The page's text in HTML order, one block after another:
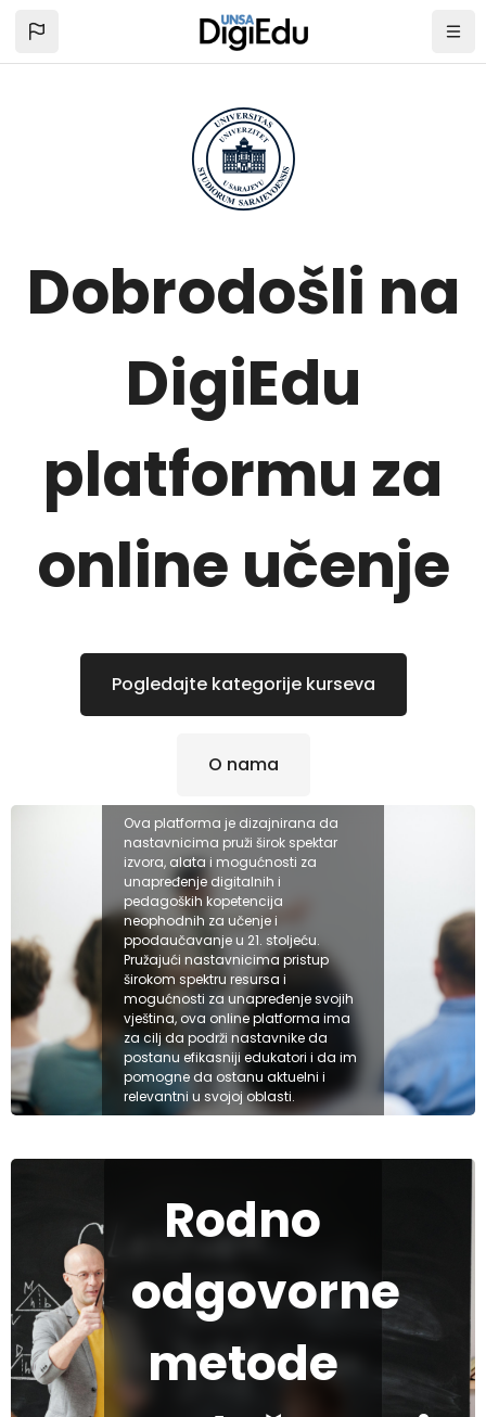
Dobrodošli na
DigiEdu
platformu za
online učenje
Pogledajte kategorije kurseva
O nama
Ova platforma je dizajnirana da
nastavnicima pruži širok spektar
izvora, alata i mogućnosti za
unapređenje digitalnih i
pedagoških kopetencija
neophodnih za učenje i
ppodaučavanje u 21. stoljeću.
Pružajući nastavnicima pristup
širokom spektru resursa i
mogućnosti za unapređenje svojih
vještina, ova online platforma ima
za cilj da podrži nastavnike da
postanu efikasniji edukatori i da im
pomogne da ostanu aktuelni i
relevantni u svojoj oblasti.
Inkluzivno
obrazovanje